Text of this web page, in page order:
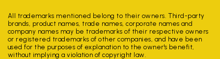
All trademarks mentioned belong to their owners. Third-party
brands, product names, trade names, corporate names and
company names may be trademarks of their respective owners
or registered trademarks of other companies, and have been
used for the purposes of explanation to the owner's benefit,
without implying a violation of copyright law.